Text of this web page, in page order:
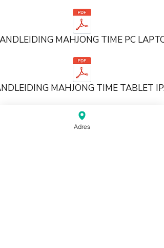
MAHJONG TIME PC
MAHJONG TIME TABLET
Veel plezier met spelen op Mahjong
Adres